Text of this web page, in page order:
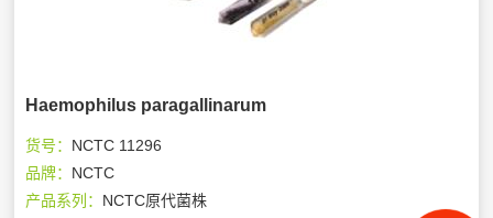
Haemophilus paragallinarum
货号： NCTC 11296
品牌： NCTC
产品系列： NCTC原代菌株